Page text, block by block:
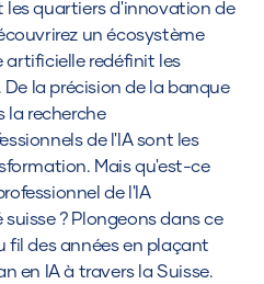
les quartiers d'innovation de
un écosystème
redéfinit les
la précision de la banque
la recherche
de l'IA sont les
Mais qu'est-ce
de l'IA
? Plongeons dans ce
fil des années en plaçant
en IA à travers la Suisse.